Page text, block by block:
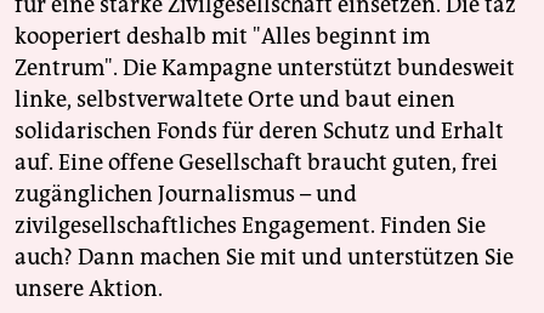
kooperiert deshalb mit "Alles beginnt im
Zentrum". Die Kampagne unterstützt bundesweit
linke, selbstverwaltete Orte und baut einen
solidarischen Fonds für deren Schutz und Erhalt
auf. Eine offene Gesellschaft braucht guten, frei
zugänglichen Journalismus – und
zivilgesellschaftliches Engagement. Finden Sie
auch? Dann machen Sie mit und unterstützen Sie
unsere Aktion.